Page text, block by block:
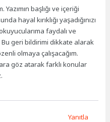
başlığı ve içeriği
hayal kırıklığı yaşadığınızı
faydalı ve
geri bildirimi dikkate alarak
olmaya çalışacağım.
göz atarak farklı konular
Yanıtla